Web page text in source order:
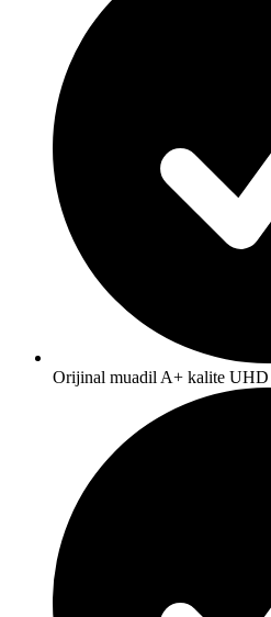
Orijinal muadil A+ kalite UHD